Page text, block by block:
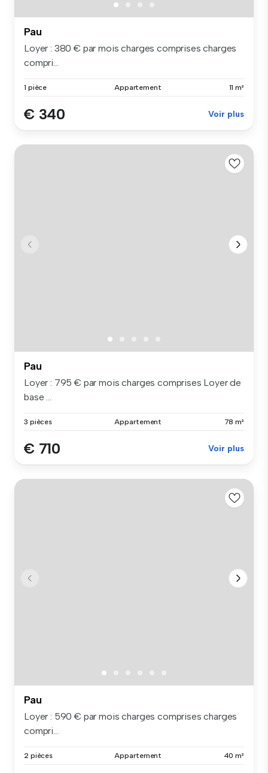
Pau
Loyer : 380 € par mois charges comprises charges
compri...
1 pièce Appartement 11 m²
€ 340 Voir plus
Pau
Loyer : 795 € par mois charges comprises Loyer de
base ...
3 pièces Appartement 78 m²
€ 710 Voir plus
Pau
Loyer : 590 € par mois charges comprises charges
compri...
2 pièces Appartement 40 m²